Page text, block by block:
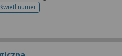
numer
telefonu do rejestracji